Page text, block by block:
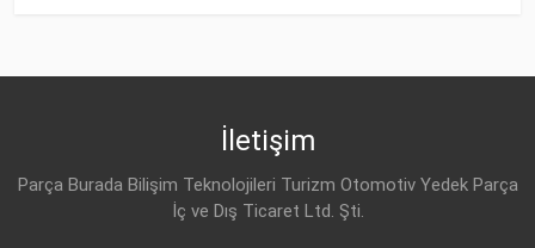
İletişim
Parça Burada Bilişim Teknolojileri Turizm Otomotiv Yedek Parça
İç ve Dış Ticaret Ltd. Şti.